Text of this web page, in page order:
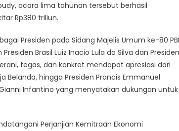
acara lima tahunan tersebut berhasil
Rp380 triliun.
Presiden pada Sidang Majelis Umum ke-80
Brasil Luiz Inacio Lula da Silva dan Presiden
tegas, dan konkret mendapat apresiasi dari
Belanda, hingga Presiden Prancis Emmanuel
Infantino yang menyatakan dukungan untuk
Perjanjian Kemitraan Ekonomi